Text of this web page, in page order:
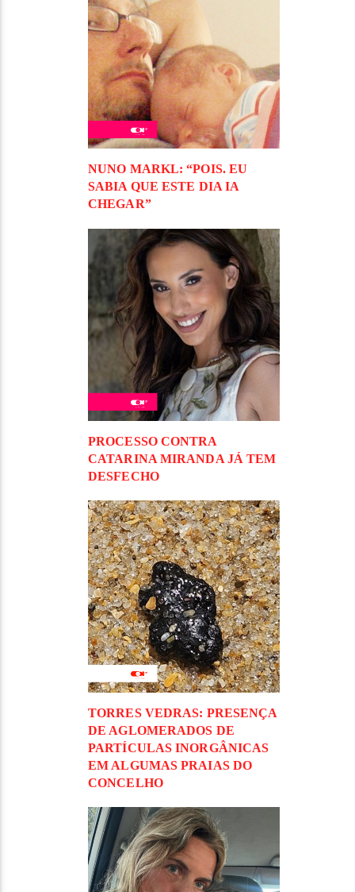
NUNO MARKL: “POIS. EU
SABIA QUE ESTE DIA IA
CHEGAR”
PROCESSO CONTRA
CATARINA MIRANDA JÁ TEM
DESFECHO
TORRES VEDRAS: PRESENÇA
DE AGLOMERADOS DE
PARTÍCULAS INORGÂNICAS
EM ALGUMAS PRAIAS DO
CONCELHO